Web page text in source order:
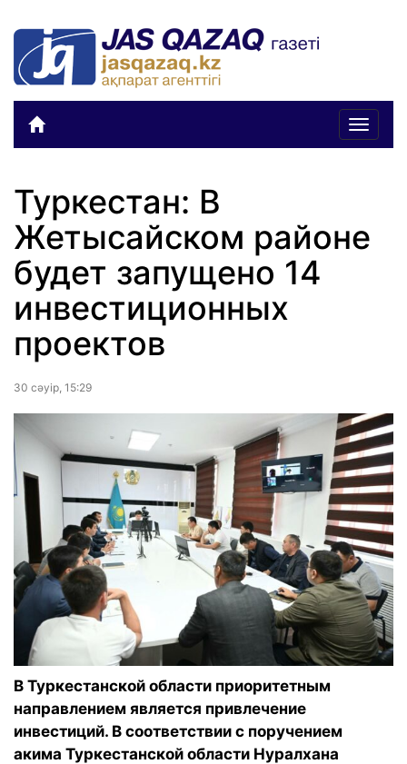
Toggle
Туркестан: В
Жетысайском районе
будет запущено 14
инвестиционных
проектов
30 сәуiр, 15:29
В Туркестанской области приоритетным
направлением является привлечение
инвестиций. В соответствии с поручением
акима Туркестанской области Нуралхана